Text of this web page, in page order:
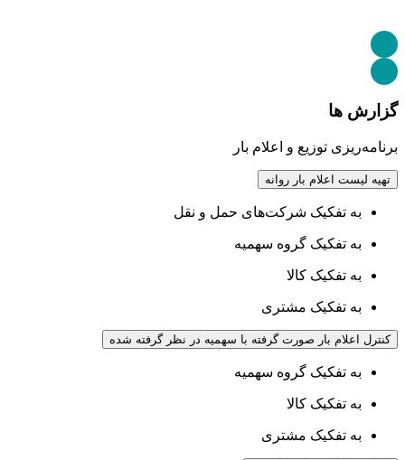
گزارش ها
برنامه‌ریزی توزیع و اعلام بار
تهیه لیست اعلام بار روانه
به تفکیک شرکت‌های حمل و نقل
به تفکیک گروه سهمیه
به تفکیک کالا
به تفکیک مشتری
کنترل اعلام بار صورت گرفته با سهمیه در نظر گرفته شده
به تفکیک گروه سهمیه
به تفکیک کالا
به تفکیک مشتری